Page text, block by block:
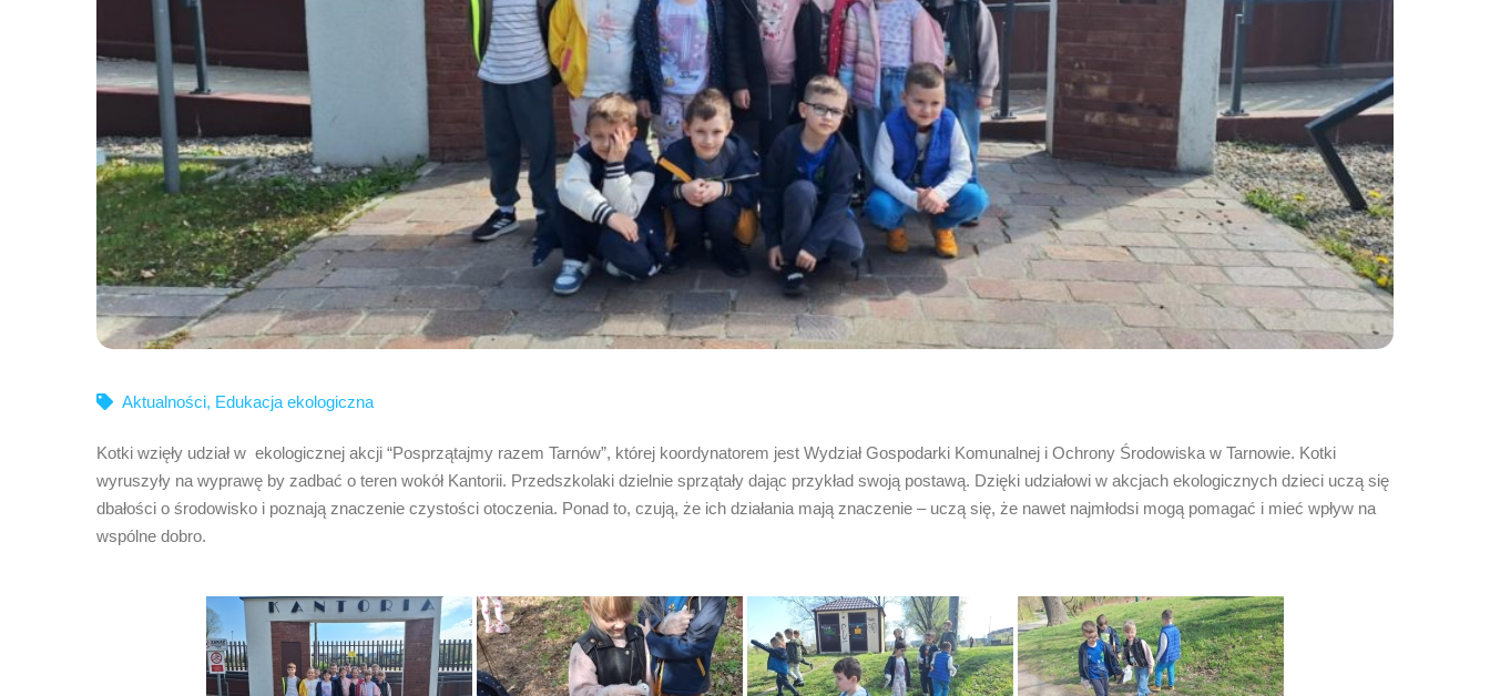
Aktualności, Edukacja ekologiczna
Kotki wzięły udział w ekologicznej akcji “Posprzątajmy razem Tarnów”, której koordynatorem jest Wydział Gospodarki Komunalnej i Ochrony Środowiska w Tarnowie. Kotki
wyruszyły na wyprawę by zadbać o teren wokół Kantorii. Przedszkolaki dzielnie sprzątały dając przykład swoją postawą. Dzięki udziałowi w akcjach ekologicznych dzieci uczą się
dbałości o środowisko i poznają znaczenie czystości otoczenia. Ponad to, czują, że ich działania mają znaczenie – uczą się, że nawet najmłodsi mogą pomagać i mieć wpływ na
wspólne dobro.